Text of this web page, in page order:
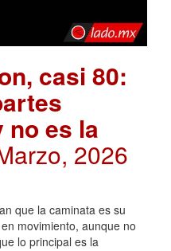
casi 80:
no es la
2026
que la caminata es su
movimiento, aunque no
lo principal es la